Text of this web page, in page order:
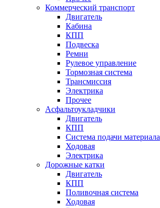
Коммерческий транспорт
Двигатель
Кабина
КПП
Подвеска
Ремни
Рулевое управление
Тормозная система
Трансмиссия
Электрика
Прочее
Асфальтоукладчики
Двигатель
КПП
Система подачи материала
Ходовая
Электрика
Дорожные катки
Двигатель
КПП
Поливочная система
Ходовая